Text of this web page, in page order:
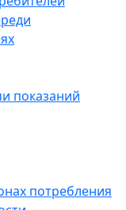
показаний
потребления